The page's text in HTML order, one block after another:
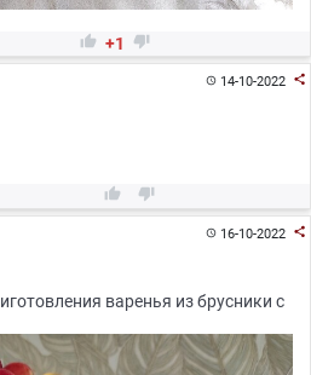
 +1 
14-10-2022 
 
16-10-2022 
варенья из брусники с